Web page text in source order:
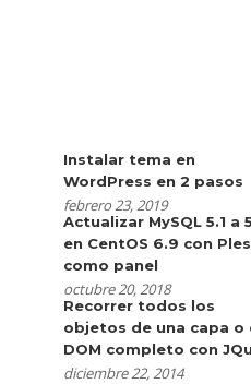
Instalar tema en
WordPress en 2 pasos
febrero 23, 2019
Actualizar MySQL 5.1 a
en CentOS 6.9 con
como panel
octubre 20, 2018
Recorrer todos los
objetos de una capa o
DOM completo con
diciembre 22, 2014